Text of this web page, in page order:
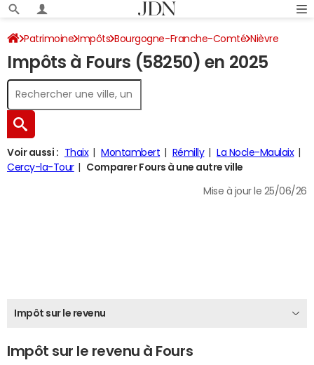
Patrimoine Impôts Bourgogne-Franche-Comté Nièvre
Fours Impôt sur le revenu
Impôts à Fours (58250) en 2025
Voir aussi : Thaix Montambert Rémilly
La Nocle-Maulaix
Cercy-la-Tour
Comparer Fours à une autre ville
Mise à jour le 25/06/26
Impôt sur le revenu
Impôt sur le revenu à Fours